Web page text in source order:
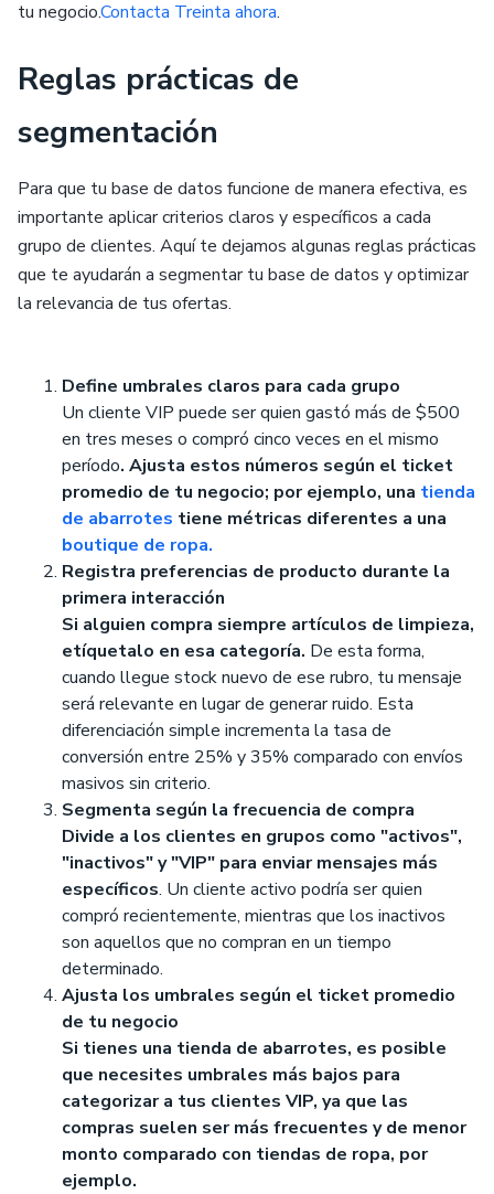
tu negocio.Contacta Treinta ahora.
Reglas prácticas de
segmentación
Para que tu base de datos funcione de manera efectiva, es
importante aplicar criterios claros y específicos a cada
grupo de clientes. Aquí te dejamos algunas reglas prácticas
que te ayudarán a segmentar tu base de datos y optimizar
la relevancia de tus ofertas.
Define umbrales claros para cada grupo
Un cliente VIP puede ser quien gastó más de $500
en tres meses o compró cinco veces en el mismo
período. Ajusta estos números según el ticket
promedio de tu negocio; por ejemplo, una tienda
de abarrotes tiene métricas diferentes a una
boutique de ropa.
Registra preferencias de producto durante la
primera interacción
Si alguien compra siempre artículos de limpieza,
etíquetalo en esa categoría. De esta forma,
cuando llegue stock nuevo de ese rubro, tu mensaje
será relevante en lugar de generar ruido. Esta
diferenciación simple incrementa la tasa de
conversión entre 25% y 35% comparado con envíos
masivos sin criterio.
Segmenta según la frecuencia de compra
Divide a los clientes en grupos como "activos",
"inactivos" y "VIP" para enviar mensajes más
específicos. Un cliente activo podría ser quien
compró recientemente, mientras que los inactivos
son aquellos que no compran en un tiempo
determinado.
Ajusta los umbrales según el ticket promedio
de tu negocio
Si tienes una tienda de abarrotes, es posible
que necesites umbrales más bajos para
categorizar a tus clientes VIP, ya que las
compras suelen ser más frecuentes y de menor
monto comparado con tiendas de ropa, por
ejemplo.